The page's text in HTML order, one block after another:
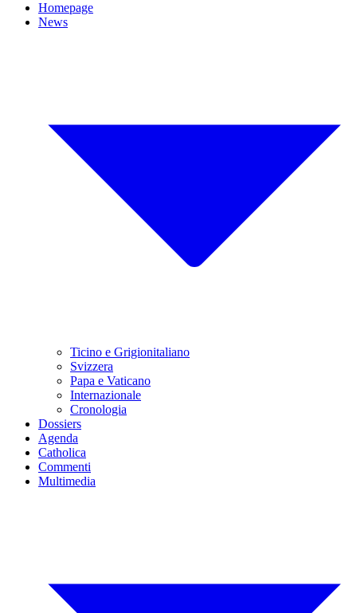
Homepage
News
Ticino e Grigionitaliano
Svizzera
Papa e Vaticano
Internazionale
Cronologia
Dossiers
Agenda
Catholica
Commenti
Multimedia